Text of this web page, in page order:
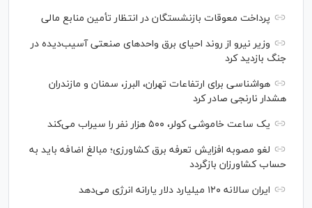
پرداخت معوقات بازنشستگان در انتظار تأمین منابع مالی
وزیر نیرو از روند احیای برق واحدهای صنعتی آسیب‌دیده در
جنگ بازدید کرد
هواشناسی برای ارتفاعات تهران، البرز، سمنان و مازندران
هشدار نارنجی صادر کرد
یک ساعت خاموشی کولر، ۵۰۰ هزار نفر را سیراب می‌کند
لغو مصوبه افزایش تعرفه برق کشاورزی؛ مبالغ اضافه باید به
حساب کشاورزان بازگردد
ایران سالانه ۱۲۰ میلیارد دلار یارانه انرژی می‌دهد